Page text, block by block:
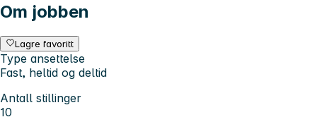
Om jobben
Lagre favoritt
Type ansettelse
Fast, heltid og deltid
Antall stillinger
10